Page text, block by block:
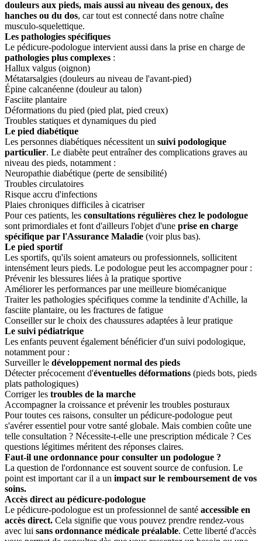
douleurs aux pieds, mais aussi au niveau des genoux, des
hanches ou du dos, car tout est connecté dans notre chaîne
musculo-squelettique.
Les pathologies spécifiques
Le pédicure-podologue intervient aussi dans la prise en charge de
pathologies plus complexes :
Hallux valgus (oignon)
Métatarsalgies (douleurs au niveau de l'avant-pied)
Épine calcanéenne (douleur au talon)
Fasciite plantaire
Déformations du pied (pied plat, pied creux)
Troubles statiques et dynamiques du pied
Le pied diabétique
Les personnes diabétiques nécessitent un suivi podologique
particulier. Le diabète peut entraîner des complications graves au
niveau des pieds, notamment :
Neuropathie diabétique (perte de sensibilité)
Troubles circulatoires
Risque accru d'infections
Plaies chroniques difficiles à cicatriser
Pour ces patients, les consultations régulières chez le podologue
sont primordiales et font d'ailleurs l'objet d'une prise en charge
spécifique par l'Assurance Maladie (voir plus bas).
Le pied sportif
Les sportifs, qu'ils soient amateurs ou professionnels, sollicitent
intensément leurs pieds. Le podologue peut les accompagner pour :
Prévenir les blessures liées à la pratique sportive
Améliorer les performances par une meilleure biomécanique
Traiter les pathologies spécifiques comme la tendinite d'Achille, la
fasciite plantaire, ou les fractures de fatigue
Conseiller sur le choix des chaussures adaptées à leur pratique
Le suivi pédiatrique
Les enfants peuvent également bénéficier d'un suivi podologique,
notamment pour :
Surveiller le développement normal des pieds
Détecter précocement d'éventuelles déformations (pieds bots, pieds
plats pathologiques)
Corriger les troubles de la marche
Accompagner la croissance et prévenir les troubles posturaux
Pour toutes ces raisons, consulter un pédicure-podologue peut
s'avérer essentiel pour votre santé globale. Mais combien coûte une
telle consultation ? Nécessite-t-elle une prescription médicale ? Ces
questions légitimes méritent des réponses claires.
Faut-il une ordonnance pour consulter un podologue ?
La question de l'ordonnance est souvent source de confusion. Le
point est important car il a un impact sur le remboursement de vos
soins.
Accès direct au pédicure-podologue
Le pédicure-podologue est un professionnel de santé accessible en
accès direct. Cela signifie que vous pouvez prendre rendez-vous
avec lui sans ordonnance médicale préalable. Cette liberté d'accès